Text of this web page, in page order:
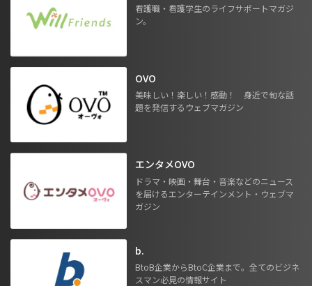
看護職・看護学生のライフサポートマガジ
ン。
OVO
美味しい！楽しい！感動！ 身近で旬な話
題を発信するウェブマガジン
エンタメOVO
ドラマ・映画・舞台・音楽などのニュース
を届けるエンターテインメント・ウェブマ
ガジン
b.
BtoB企業からBtoC企業まで。全てのビジネ
スマン必見の情報サイト